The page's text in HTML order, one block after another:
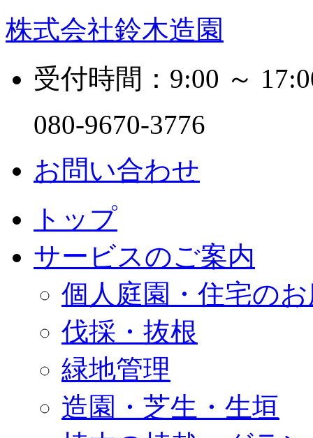
株式会社鈴木造園
受付時間：9:00 ～
080-9670-3776
お問い合わせ
トップ
サービスのご案内
個人庭園・住宅の
伐採・抜根
緑地管理
造園・芝生・生垣